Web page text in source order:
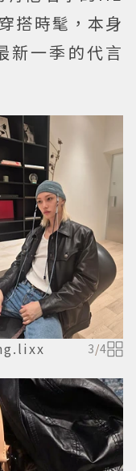
搭時髦，本身
新一季的代言
3/4